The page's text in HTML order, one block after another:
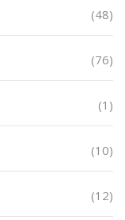
(48)
(76)
(1)
(10)
(12)